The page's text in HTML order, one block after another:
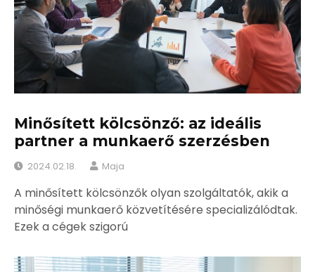
Minősített kölcsönző: az ideális
partner a munkaerő szerzésben
2024.02.18. Maja
A minősített kölcsönzők olyan szolgáltatók, akik a
minőségi munkaerő közvetítésére specializálódtak.
Ezek a cégek szigorú